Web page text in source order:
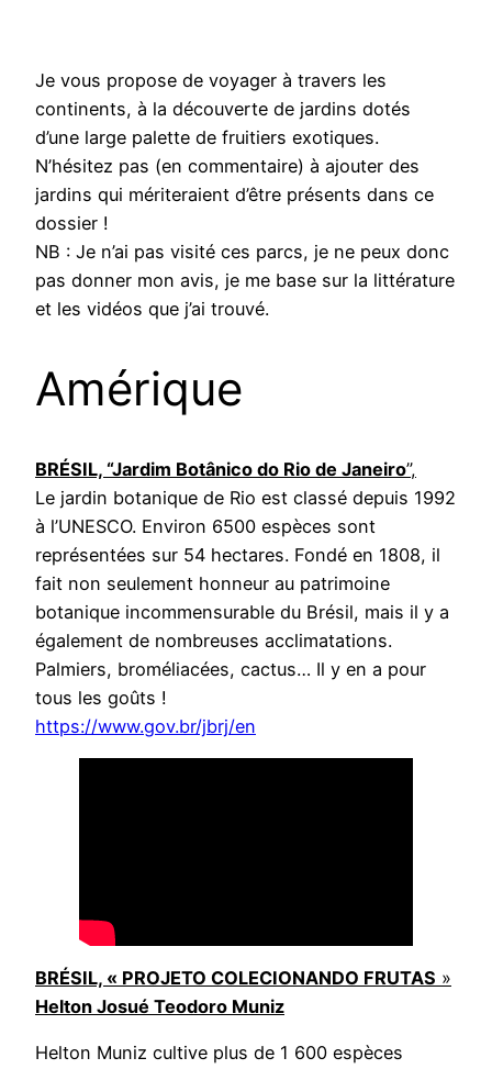
Je vous propose de voyager à travers les
continents, à la découverte de jardins dotés
d’une large palette de fruitiers exotiques.
N’hésitez pas (en commentaire) à ajouter des
jardins qui mériteraient d’être présents dans ce
dossier !
NB : Je n’ai pas visité ces parcs, je ne peux donc
pas donner mon avis, je me base sur la littérature
et les vidéos que j’ai trouvé.
Amérique
BRÉSIL, “Jardim Botânico do Rio de Janeiro”,
Le jardin botanique de Rio est classé depuis 1992
à l’UNESCO. Environ 6500 espèces sont
représentées sur 54 hectares. Fondé en 1808, il
fait non seulement honneur au patrimoine
botanique incommensurable du Brésil, mais il y a
également de nombreuses acclimatations.
Palmiers, broméliacées, cactus… Il y en a pour
tous les goûts !
https://www.gov.br/jbrj/en
BRÉSIL, « PROJETO COLECIONANDO FRUTAS »
Helton Josué Teodoro Muniz
Helton Muniz cultive plus de 1 600 espèces